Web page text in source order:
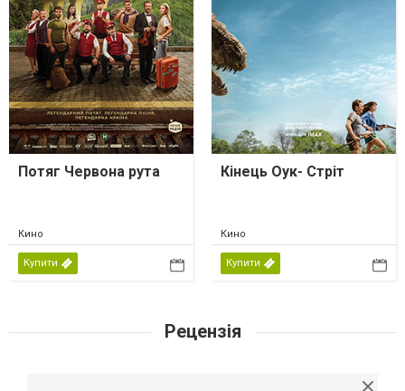
Потяг Червона рута
Кино
Купити
Кінець Оук- Стріт
Кино
Купити
Рецензія